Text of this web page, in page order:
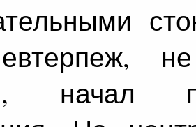
начал